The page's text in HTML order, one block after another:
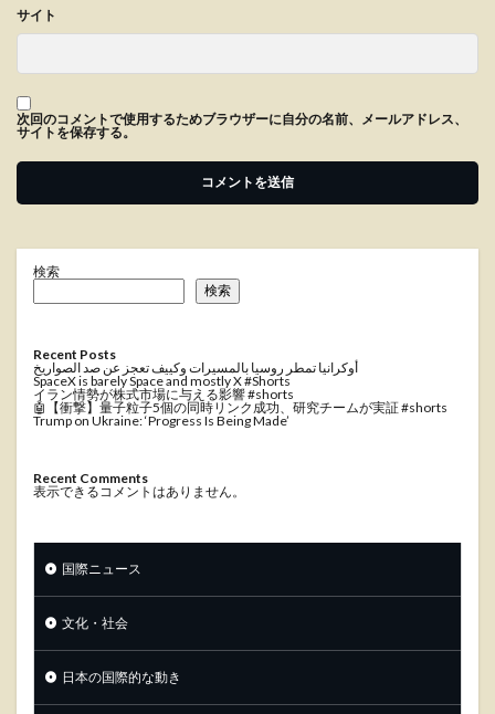
サイト
次回のコメントで使用するためブラウザーに自分の名前、メールアドレス、
サイトを保存する。
検索
検索
Recent Posts
أوكرانيا تمطر روسيا بالمسيرات وكييف تعجز عن صد الصواريخ
SpaceX is barely Space and mostly X #Shorts
イラン情勢が株式市場に与える影響 #shorts
🤖【衝撃】量子粒子5個の同時リンク成功、研究チームが実証 #shorts
Trump on Ukraine: ‘Progress Is Being Made’
Recent Comments
表示できるコメントはありません。
国際ニュース
文化・社会
日本の国際的な動き